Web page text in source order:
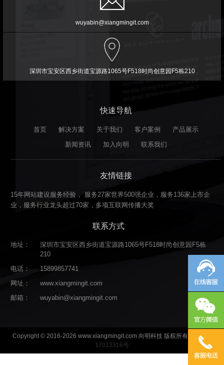
wuyabin@xiangmingit.com
深圳市宝安区西乡街道宝源路1065号F518时尚创意园F5栋210
快速导航
首页 解决方案 关于我们 客户案例
产品展示
新闻资讯
加入向明 联系我们
友情链接
15年网站建设服务经验， 服务27家世界500强企业，服务136家上市企
业，服务行业龙头超过70家，多项互联网传播大奖
联系方式
地址：
深圳市宝安区西乡街道宝源路1065号F518时尚创意园F5栋
210
电话：
15899857741
网址：
www.xiangmingit.com
邮箱：
wuyabin@xiangmingit.com
Copyright © 2016-2026 www.xiangmingit.com 向明科技 版权所有
粤ICP备
17013316号